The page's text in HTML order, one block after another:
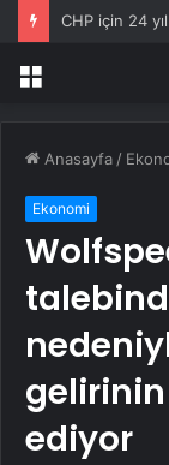
CHP için 24
Menü
Anasayfa /
Ekonomi
ediyor